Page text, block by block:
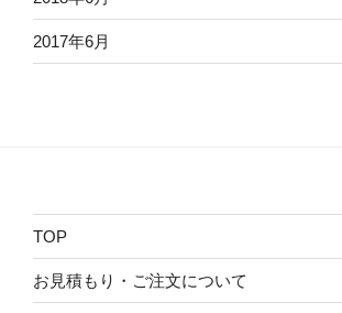
2017年6月
TOP
お見積もり・ご注文について